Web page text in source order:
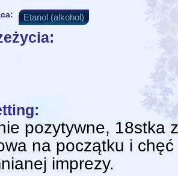
Etanol (alkohol)
pozytywne, 18stka
na początku i
imprezy.